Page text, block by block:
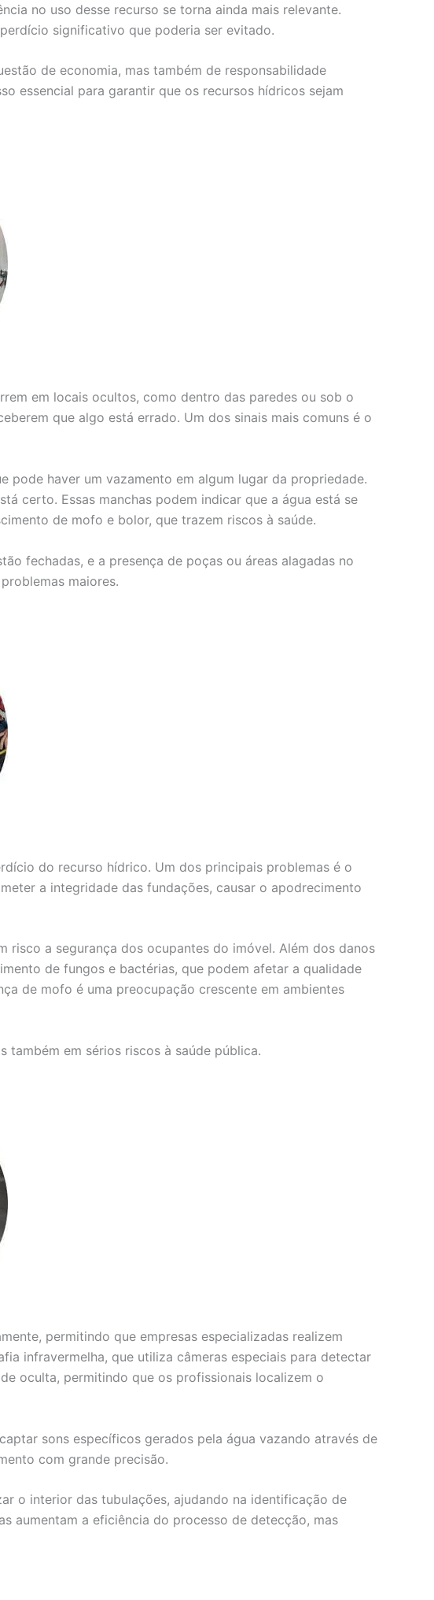
no uso desse recurso se torna ainda mais relevante.
significativo que poderia ser evitado.
de economia, mas também de responsabilidade
essencial para garantir que os recursos hídricos sejam
em locais ocultos, como dentro das paredes ou sob o
que algo está errado. Um dos sinais mais comuns é o
pode haver um vazamento em algum lugar da propriedade.
certo. Essas manchas podem indicar que a água está se
de mofo e bolor, que trazem riscos à saúde.
fechadas, e a presença de poças ou áreas alagadas no
maiores.
do recurso hídrico. Um dos principais problemas é o
a integridade das fundações, causar o apodrecimento
risco a segurança dos ocupantes do imóvel. Além dos danos
de fungos e bactérias, que podem afetar a qualidade
de mofo é uma preocupação crescente em ambientes
também em sérios riscos à saúde pública.
permitindo que empresas especializadas realizem
infravermelha, que utiliza câmeras especiais para detectar
oculta, permitindo que os profissionais localizem o
sons específicos gerados pela água vazando através de
com grande precisão.
o interior das tubulações, ajudando na identificação de
aumentam a eficiência do processo de detecção, mas